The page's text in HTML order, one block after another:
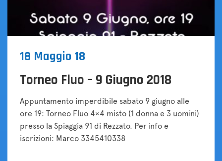
18 Maggio 18
Torneo Fluo – 9 Giugno 2018
Appuntamento imperdibile sabato 9 giugno alle
ore 19: Torneo Fluo 4×4 misto (1 donna e 3 uomini)
presso la Spiaggia 91 di Rezzato. Per info e
iscrizioni: Marco 3345410338